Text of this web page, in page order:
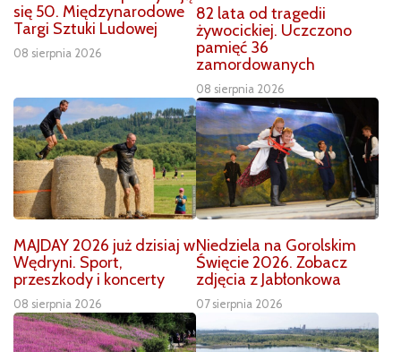
się 50. Międzynarodowe
Targi Sztuki Ludowej
08 sierpnia 2026
82 lata od tragedii
żywocickiej. Uczczono
pamięć 36
zamordowanych
08 sierpnia 2026
MAJDAY 2026 już dzisiaj w
Wędryni. Sport,
przeszkody i koncerty
08 sierpnia 2026
Niedziela na Gorolskim
Święcie 2026. Zobacz
zdjęcia z Jabłonkowa
07 sierpnia 2026